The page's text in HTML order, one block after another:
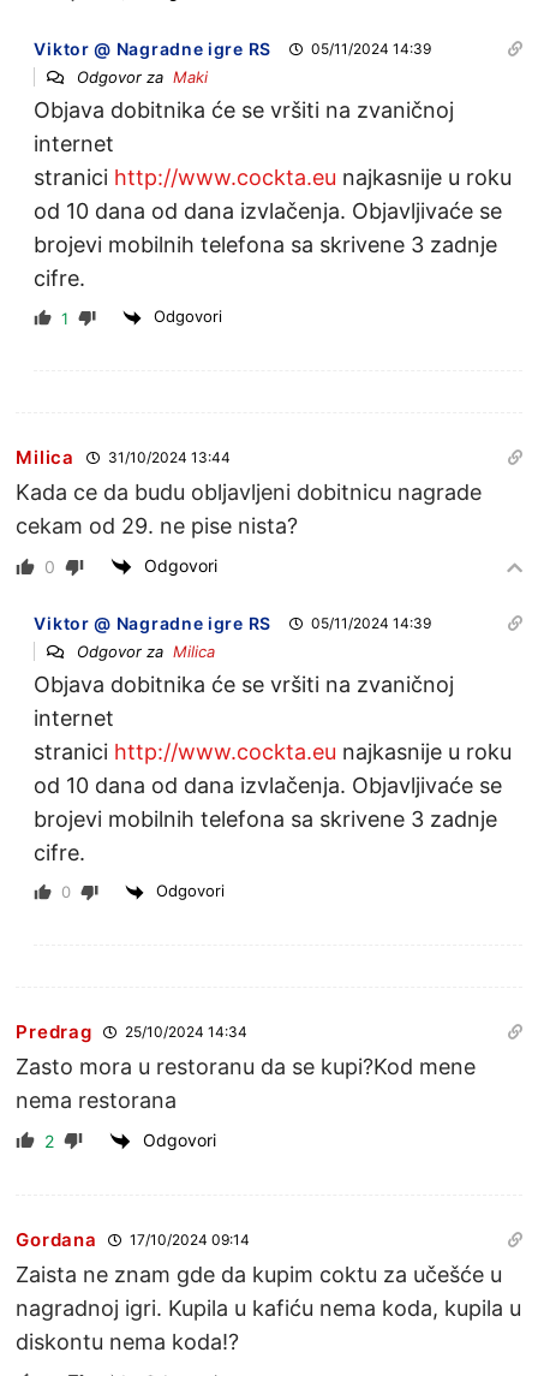
Viktor @ Nagradne igre RS 05/11/2024 14:39
Odgovor zaMaki
Objava dobitnika će se vršiti na zvaničnoj
internet
stranici http://www.cockta.eu najkasnije u roku
od 10 dana od dana izvlačenja. Objavljivaće se
brojevi mobilnih telefona sa skrivene 3 zadnje
cifre.
1 Odgovori
Milica 31/10/2024 13:44
Kada ce da budu obljavljeni dobitnicu nagrade
cekam od 29. ne pise nista?
0 Odgovori
Viktor @ Nagradne igre RS 05/11/2024 14:39
Odgovor zaMilica
Objava dobitnika će se vršiti na zvaničnoj
internet
stranici http://www.cockta.eu najkasnije u roku
od 10 dana od dana izvlačenja. Objavljivaće se
brojevi mobilnih telefona sa skrivene 3 zadnje
cifre.
0 Odgovori
Predrag 25/10/2024 14:34
Zasto mora u restoranu da se kupi?Kod mene
nema restorana
2 Odgovori
Gordana 17/10/2024 09:14
Zaista ne znam gde da kupim coktu za učešće u
nagradnoj igri. Kupila u kafiću nema koda, kupila u
diskontu nema koda!?